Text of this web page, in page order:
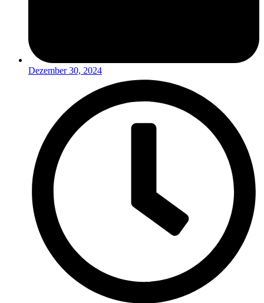
Dezember 30, 2024